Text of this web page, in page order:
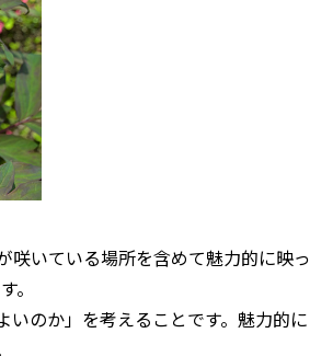
咲いている場所を含めて魅力的に映っ
。
いのか」を考えることです。魅力的に